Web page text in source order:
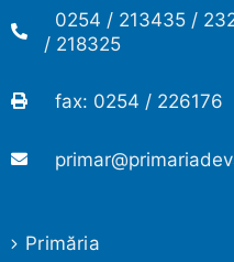
0254 / 213435 /
/ 218325
fax: 0254 / 226176
Primăria